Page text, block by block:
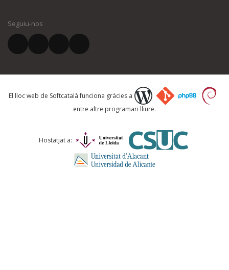
El vostre correu electrònic *
Què proposeu?
Comentari *
Seguiu-nos
El lloc web de Softcatalà funciona gràcies a
entre altre programari lliure.
Hostatjat a: